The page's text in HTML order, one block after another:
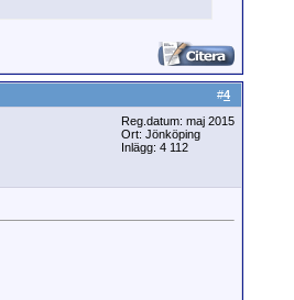
#4
Reg.datum: maj 2015
Ort: Jönköping
Inlägg: 4 112